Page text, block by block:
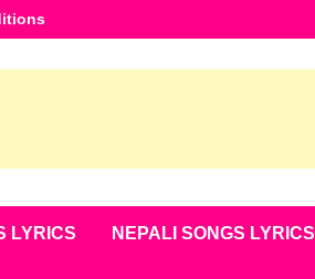
LYRICS NEPALI SONGS LYRICS